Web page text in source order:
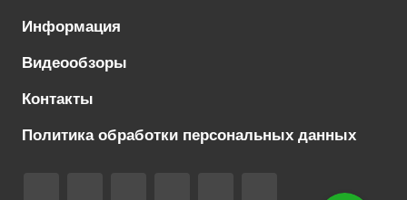
Информация
Видеообзоры
Контакты
Политика обработки персональных данных